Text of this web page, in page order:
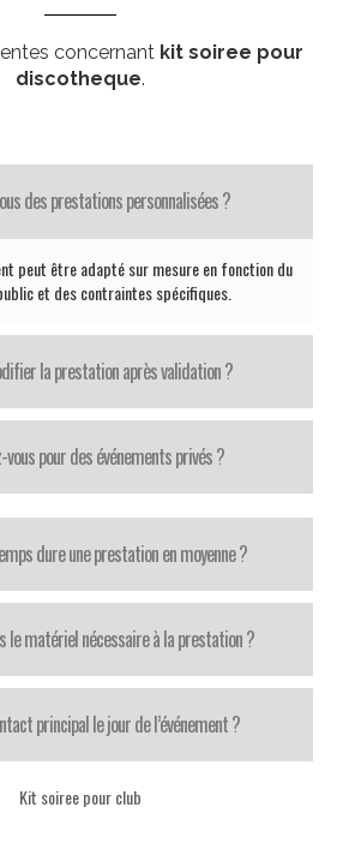
concernant kit soiree pour
discotheque.
des prestations personnalisées ?
peut être adapté sur mesure en fonction du
et des contraintes spécifiques.
la prestation après validation ?
vous pour des événements privés ?
dure une prestation en moyenne ?
le matériel nécessaire à la prestation ?
principal le jour de l’événement ?
Kit soiree pour club